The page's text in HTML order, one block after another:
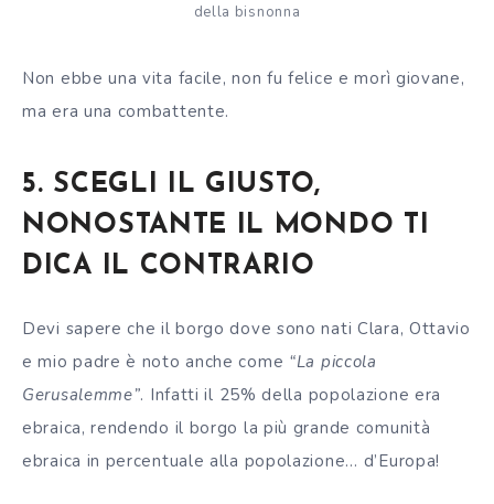
della bisnonna
Non ebbe una vita facile, non fu felice e morì giovane,
ma era una combattente.
5. SCEGLI IL GIUSTO,
NONOSTANTE IL MONDO TI
DICA IL CONTRARIO
Devi sapere che il borgo dove sono nati Clara, Ottavio
e mio padre è noto anche come “La piccola
Gerusalemme”. Infatti il 25% della popolazione era
ebraica, rendendo il borgo la più grande comunità
ebraica in percentuale alla popolazione… d’Europa!